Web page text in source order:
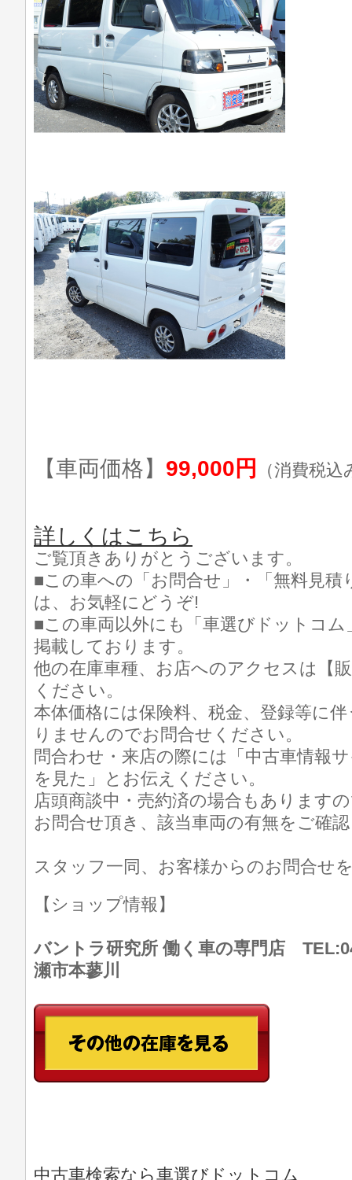
【車両価格】 99,000円 （消費税込
詳しくはこちら
ご覧頂きありがとうございます。
■この車への「お問合せ」・「無料見積
は、お気軽にどうぞ!
■この車両以外にも「車選びドットコ
掲載しております。
他の在庫車種、お店へのアクセスは【
ください。
本体価格には保険料、税金、登録等に
りませんのでお問合せください。
問合わせ・来店の際には「中古車情報
を見た」とお伝えください。
店頭商談中・売約済の場合もあります
お問合せ頂き、該当車両の有無をご確
スタッフ一同、お客様からのお問合せ
【ショップ情報】
バントラ研究所 働く車の専門店
瀬市本蓼川
中古車検索なら車選びドットコム